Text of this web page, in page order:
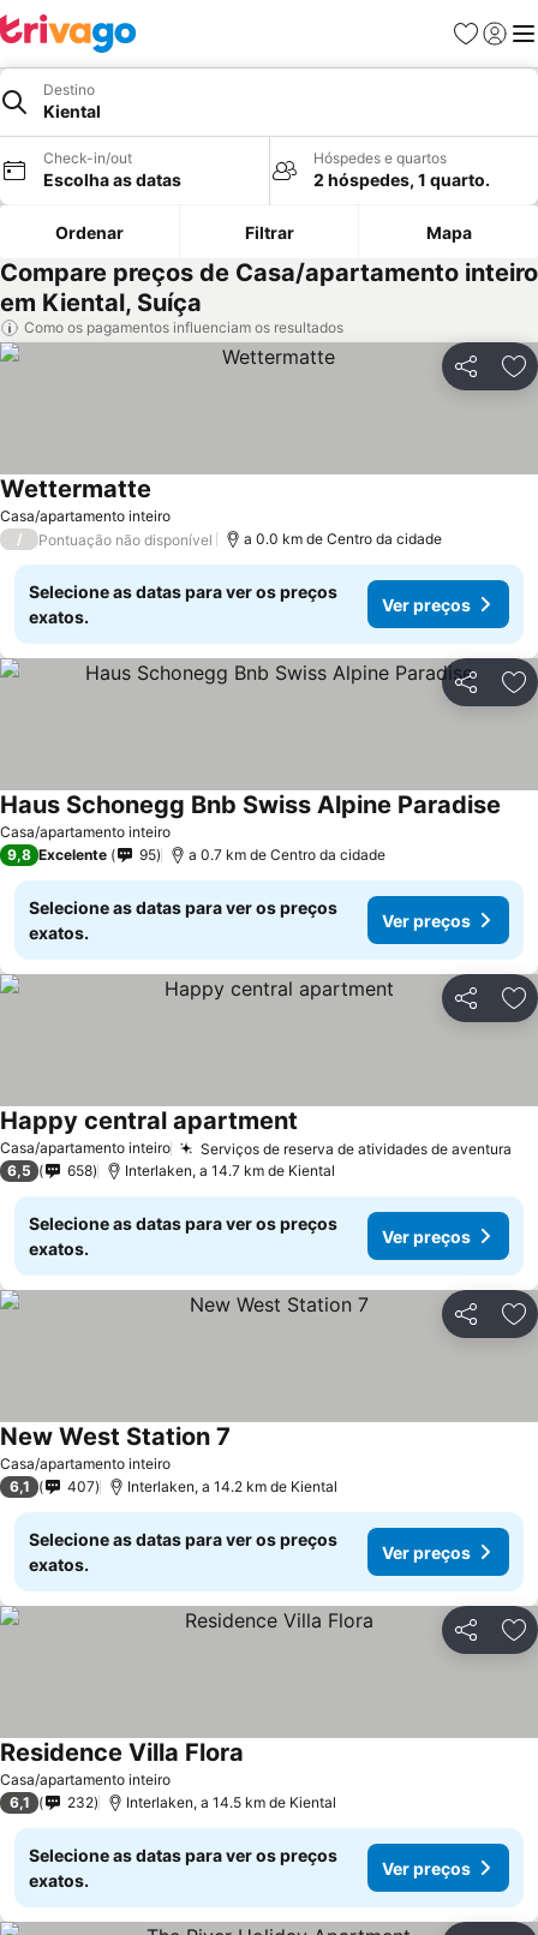
Favoritos
Iniciar
Destino
Kiental
Check-in/out
Escolha as datas
Hóspedes e quartos
2 hóspedes, 1 quarto.
Ordenar Filtrar Mapa
Compare preços de Casa/apartamento inteiro
em Kiental, Suíça
Como os pagamentos influenciam os resultados
Partilhar
Casa/apartamento inteiro
Wettermatte
/ Pontuação não disponível a 0.0 km de Centro da cidade
Selecione as datas para ver os preços
exatos.
Ver preços
Partilhar
Casa/apartamento inteiro
Haus Schonegg Bnb Swiss Alpine Paradise
9,8 Excelente 95 a 0.7 km de Centro da cidade
Selecione as datas para ver os preços
exatos.
Ver preços
Partilhar
Casa/apartamento inteiro Serviços de reserva de atividades de aventura
Happy central apartment
6,5 658 Interlaken, a 14.7 km de Kiental
Selecione as datas para ver os preços
exatos.
Ver preços
Partilhar
Casa/apartamento inteiro
New West Station 7
6,1 407 Interlaken, a 14.2 km de Kiental
Selecione as datas para ver os preços
exatos.
Ver preços
Partilhar
Casa/apartamento inteiro
Residence Villa Flora
6,1 232 Interlaken, a 14.5 km de Kiental
Selecione as datas para ver os preços
exatos.
Ver preços